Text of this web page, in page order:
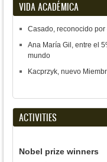
VIDA ACADÉMICA
Casado, reconocido
Ana María Gil, entre el
mundo
Kacprzyk, nuevo
ACTIVITIES
Nobel prize winners